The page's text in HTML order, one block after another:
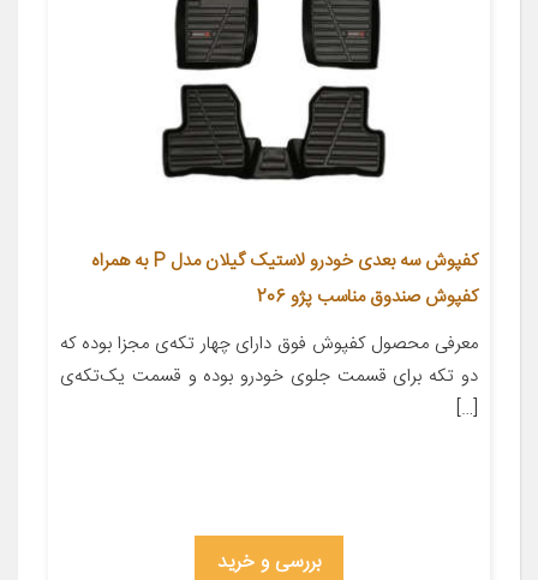
کفپوش سه بعدی خودرو لاستیک گیلان مدل P به همراه
کفپوش صندوق مناسب پژو 206
معرفی محصول کفپوش فوق دارای چهار تکه‌ی مجزا بوده که
دو تکه برای قسمت جلوی خودرو بوده و قسمت یک‌تکه‌ی
[…]
بررسی و خرید